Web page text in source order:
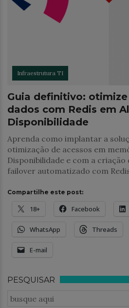
Infraestrutura TI
Guia definitivo: otimize
dados com Redis em
Disponibilidade
Aprenda como implantar a
otimização de acessos em
Disponibilidade e com a
failover automatizado com
Compartilhe este post:
18+ Facebook
WhatsApp Threads
E-mail
PESQUISAR